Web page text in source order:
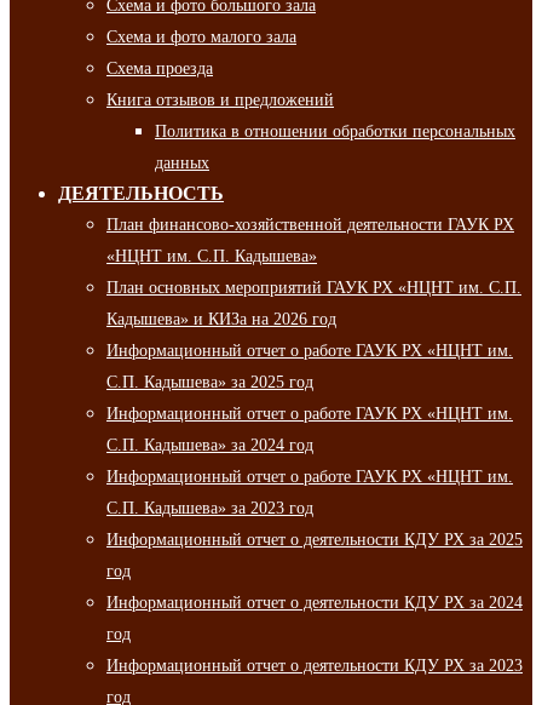
Схема и фото большого зала
Схема и фото малого зала
Схема проезда
Книга отзывов и предложений
Политика в отношении обработки персональных
данных
ДЕЯТЕЛЬНОСТЬ
План финансово-хозяйственной деятельности ГАУК РХ
«НЦНТ им. С.П. Кадышева»
План основных мероприятий ГАУК РХ «НЦНТ им. С.П.
Кадышева» и КИЗа на 2026 год
Информационный отчет о работе ГАУК РХ «НЦНТ им.
С.П. Кадышева» за 2025 год
Информационный отчет о работе ГАУК РХ «НЦНТ им.
С.П. Кадышева» за 2024 год
Информационный отчет о работе ГАУК РХ «НЦНТ им.
С.П. Кадышева» за 2023 год
Информационный отчет о деятельности КДУ РХ за 2025
год
Информационный отчет о деятельности КДУ РХ за 2024
год
Информационный отчет о деятельности КДУ РХ за 2023
год